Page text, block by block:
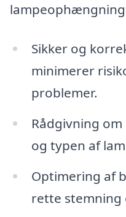
Sikker og
minimerer
problemer.
Rådgivning
og typen af
Optimering af
rette